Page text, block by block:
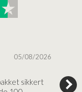
05/08/2026
sikkert